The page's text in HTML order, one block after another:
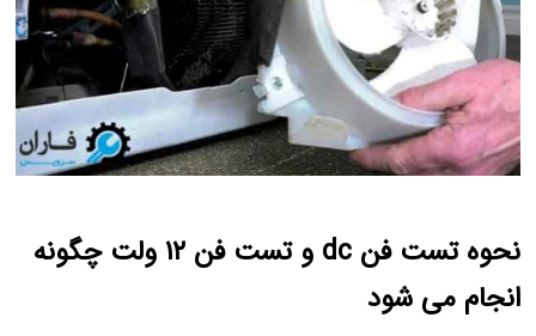
نحوه تست فن dc و تست فن ۱۲ ولت چگونه
انجام می شود